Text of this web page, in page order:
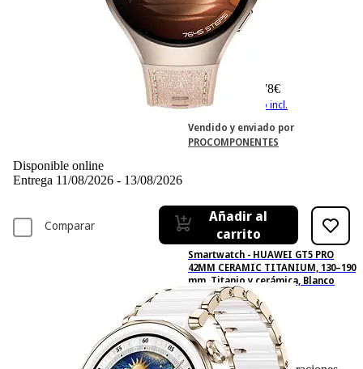
442,78 €
442,78€
IVA incl., envío no incl.
Vendido y enviado por
PROCOMPONENTES
Disponible online
Entrega 11/08/2026 - 13/08/2026
Comparar
Añadir al
carrito
Smartwatch - HUAWEI GT5 PRO
42MM CERAMIC TITANIUM, 130–190
mm, Titanio y cerámica, Blanco